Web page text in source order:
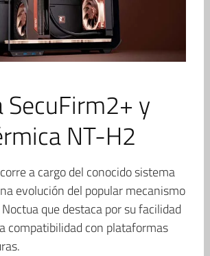
y
NT-H2
a cargo del conocido sistema
evolución del popular mecanismo
que destaca por su facilidad
compatibilidad con plataformas